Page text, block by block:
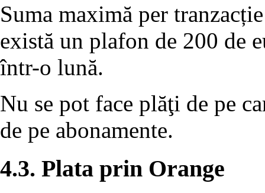
Suma maximă per
există un plafon de 200 de
într-o lună.
Nu se pot face plăţi de pe
de pe abonamente.
4.3. Plata prin Orange